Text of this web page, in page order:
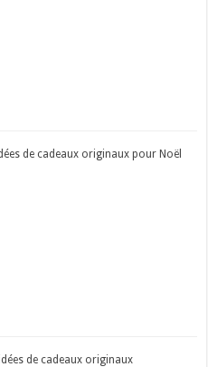
de cadeaux originaux pour Noël
de cadeaux originaux